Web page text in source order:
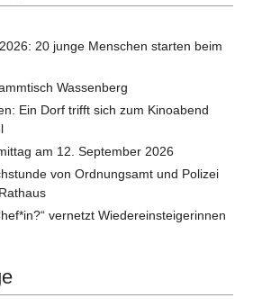
20 junge Menschen starten beim
Wassenberg
Ein Dorf trifft sich zum Kinoabend
am 12. September 2026
von Ordnungsamt und Polizei
vernetzt Wiedereinsteigerinnen